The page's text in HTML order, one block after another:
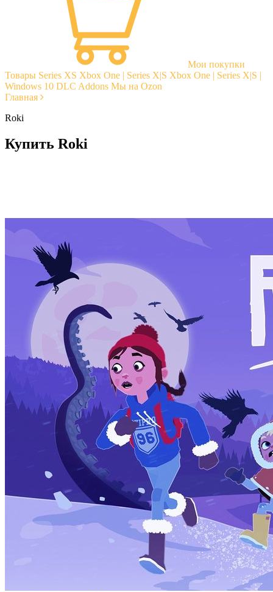
Мои покупки
Товары Series XS Xbox One | Series X|S Xbox One | Series X|S |
Windows 10 DLC Addons Мы на Ozon
Главная
Roki
Купить Roki